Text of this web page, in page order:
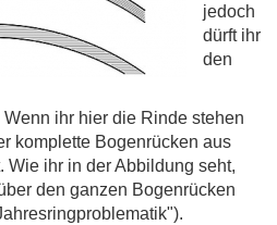
jedoch
dürft ihr
den
ihr hier die Rinde stehen
komplette Bogenrücken aus
Wie ihr in der Abbildung seht,
den ganzen Bogenrücken